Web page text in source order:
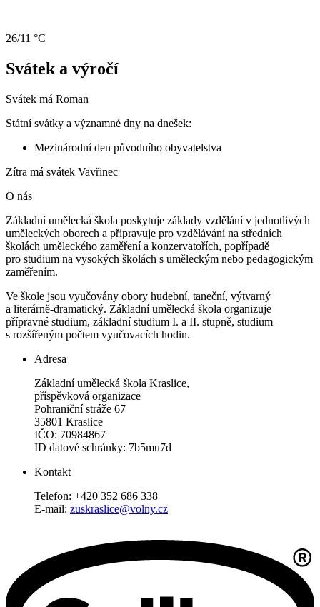
26/11 °C
Svátek a výročí
Svátek má Roman
Státní svátky a významné dny na dnešek:
Mezinárodní den původního obyvatelstva
Zítra má svátek Vavřinec
O nás
Základní umělecká škola poskytuje základy vzdělání v jednotlivých
uměleckých oborech a připravuje pro vzdělávání na středních
školách uměleckého zaměření a konzervatořích, popřípadě
pro studium na vysokých školách s uměleckým nebo pedagogickým
zaměřením.
Ve škole jsou vyučovány obory hudební, taneční, výtvarný
a literárně-dramatický. Základní umělecká škola organizuje
přípravné studium, základní studium I. a II. stupně, studium
s rozšířeným počtem vyučovacích hodin.
Adresa
Základní umělecká škola Kraslice,
příspěvková organizace
Pohraniční stráže 67
35801 Kraslice
IČO: 70984867
ID datové schránky: 7b5mu7d
Kontakt
Telefon: +420 352 686 338
E-mail: zuskraslice@volny.cz